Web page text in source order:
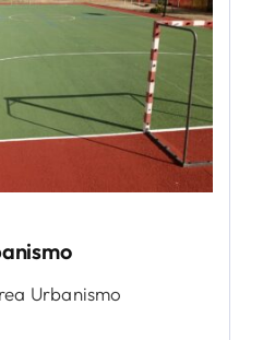
Urbanismo